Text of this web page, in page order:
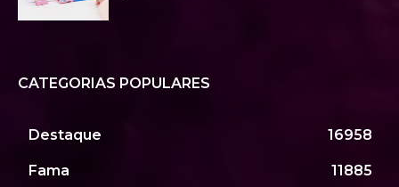
CATEGORIAS POPULARES
Destaque 16958
Fama 11885